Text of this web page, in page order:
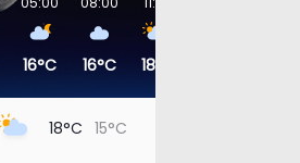
16°C 16°C 18°C
18°C 15°C